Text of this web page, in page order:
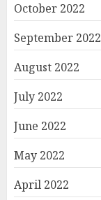
October 2022
September 2022
August 2022
July 2022
June 2022
May 2022
April 2022